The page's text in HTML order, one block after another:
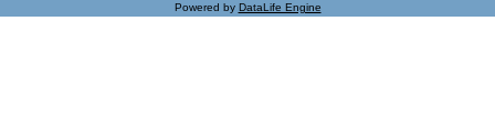
Powered by DataLife Engine